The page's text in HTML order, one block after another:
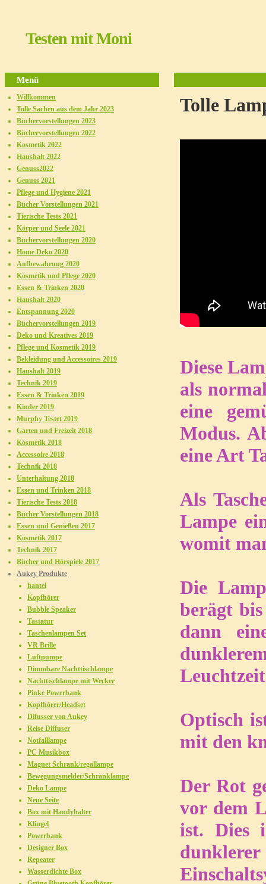
Testen mit Moni
Tolle
Diese
als
eine
Modus.
eine Art
Als
Lampe
womit
Die
berägt
dann
Optisch
mit den
Der Rot
vor dem
ist. Dies
Menü
Willkommen
Tolle Sachen aus dem Jahr 2023
Büchervorstellungen 2023
Büchervorstellungen 2022
Kosmetik 2022
Haushalt 2022
Genuss2022
Genuss 2021
Pflege und Hygiene 2021
Bücher Vorstellungen 2021
Tierische Tests 2021
Körper und Seele 2021
Büchervorstellungen 2020
Home Deko 2020
Aufbewahrung 2020
Kosmetik und Pflege 2020
Essen & Trinken 2020
Haushalt 2020
Entspannung 2020
Büchervorstellungen 2019
Deko und Kreatives 2019
Pflege und Kosmetik 2019
Bekleidung und Accessoires 2019
Haushalt 2019
Technik 2019
Essen & Trinken 2019
Kinder 2019
Murphy Testet 2019
Garten und Freizeit 2018
Kosmetik 2018
Accessoire 2018
Technik 2018
Unterhaltung 2018
Essen und Trinken 2018
Tierische Tests 2018
Bücher Vorstellungen 2018
Essen und Genießen 2017
Kosmetik 2017
Technik 2017
Bücher und Hörspiele 2017
Aukey Produkte
hantel
Kopfhörer
Bubble Speaker
Tastatur
Taschenlampen Set
VR Brille
Luftpumpe
Dimmbare Nachttischlampe
Nachttischlampe mit Wecker
Pinke Powerbank
Kopfhörer/Headset
Difusser von Aukey
Reise Diffuser
Notfalllampe
PC Musikbox
Magnet Schrank/regallampe
Bewegungsmelder/Schranklampe
Deko Lampe
Neue Seite
Box mit Handyhalter
Klingel
Powerbank
Designer Box
Repeater
Wasserdichte Box